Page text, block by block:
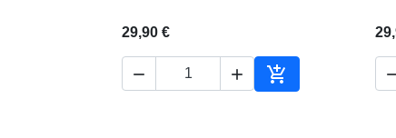
29,90 €
  
Adicionar ao